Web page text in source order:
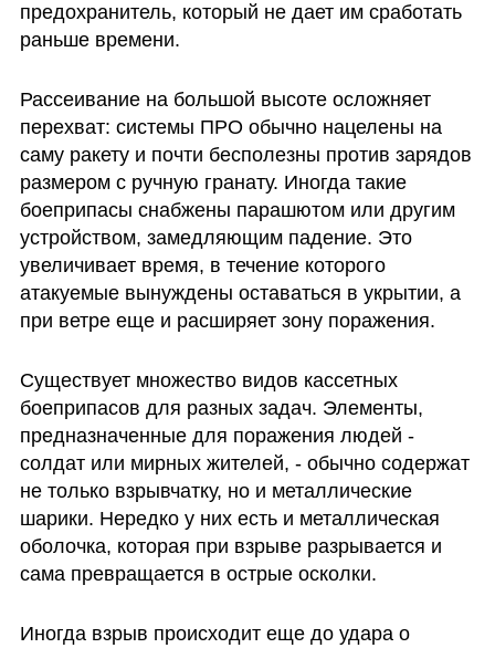
предохранитель, который не дает им сработать
раньше времени.
Рассеивание на большой высоте осложняет
перехват: системы ПРО обычно нацелены на
саму ракету и почти бесполезны против зарядов
размером с ручную гранату. Иногда такие
боеприпасы снабжены парашютом или другим
устройством, замедляющим падение. Это
увеличивает время, в течение которого
атакуемые вынуждены оставаться в укрытии, а
при ветре еще и расширяет зону поражения.
Существует множество видов кассетных
боеприпасов для разных задач. Элементы,
предназначенные для поражения людей -
солдат или мирных жителей, - обычно содержат
не только взрывчатку, но и металлические
шарики. Нередко у них есть и металлическая
оболочка, которая при взрыве разрывается и
сама превращается в острые осколки.
Иногда взрыв происходит еще до удара о